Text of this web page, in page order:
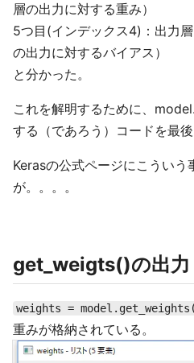
層の出力に対する重み）
5つ目(インデックス4)：出力
の出力に対するバイアス）
と分かった。
これを解明するために、
する（であろう）コードを最後
Kerasの公式ページにこうい
が。。。。
get_weigts()の出力
weights =
重みが格納されている。